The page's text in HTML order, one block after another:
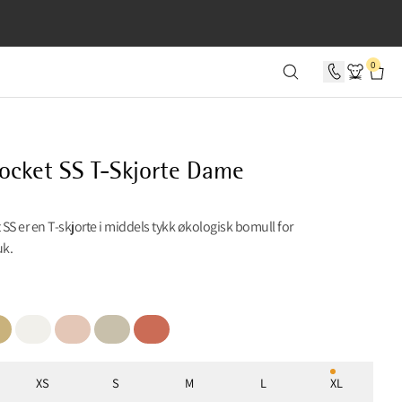
0
SS T-Skjorte Dame
er en T-skjorte i middels tykk økologisk bomull for
Cream Rose
Clay Cloud Berry
XS S M L XL